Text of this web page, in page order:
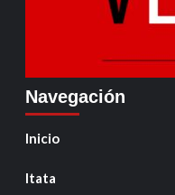
Navegación
Inicio
Itata